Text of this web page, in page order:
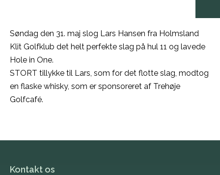
Søndag den 31. maj slog Lars Hansen fra Holmsland
Klit Golfklub det helt perfekte slag på hul 11 og lavede
Hole in One.
STORT tillykke til Lars, som for det flotte slag, modtog
en flaske whisky, som er sponsoreret af Trehøje
Golfcafé.
Kontakt os